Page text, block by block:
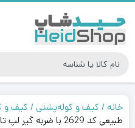
خانه کیف و کوله‌پشتی کیف و
طبیعی کد 2629 با ضربه گیر لپ تاپ 15.3 اینچی